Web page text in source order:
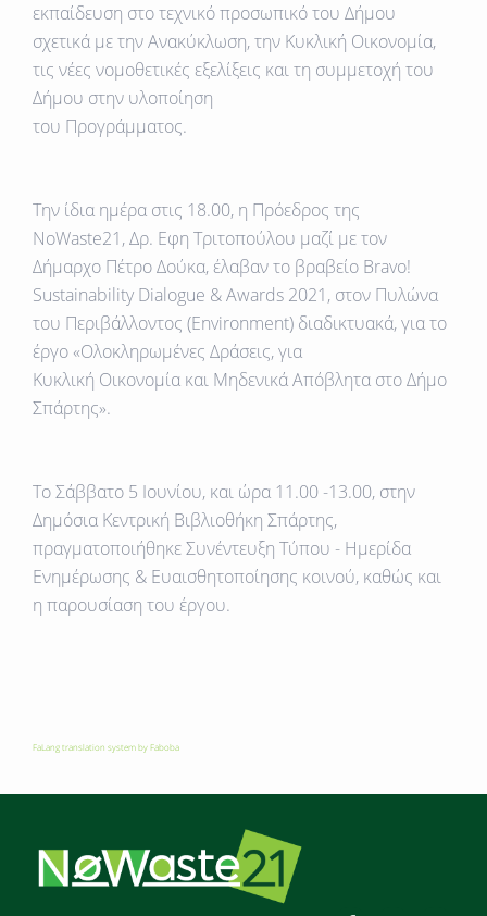
εκπαίδευση στο τεχνικό προσωπικό του Δήμου
σχετικά με την Ανακύκλωση, την Κυκλική Οικονομία,
τις νέες νομοθετικές εξελίξεις και τη συμμετοχή του
Δήμου στην υλοποίηση
του Προγράμματος.
Την ίδια ημέρα στις 18.00, η Πρόεδρος της
NoWaste21, Δρ. Εφη Τριτοπούλου μαζί με τον
Δήμαρχο Πέτρο Δούκα, έλαβαν το βραβείο Bravo!
Sustainability Dialogue & Awards 2021, στον Πυλώνα
του Περιβάλλοντος (Environment) διαδικτυακά, για το
έργο «Ολοκληρωμένες Δράσεις, για
Κυκλική Οικονομία και Μηδενικά Απόβλητα στο Δήμο
Σπάρτης».
ΤοΣάββατο 5 Ιουνίου, και ώρα 11.00 -13.00, στην
Δημόσια Κεντρική Βιβλιοθήκη Σπάρτης,
πραγματοποιήθηκε Συνέντευξη Τύπου - Ημερίδα
Ενημέρωσης & Ευαισθητοποίησης κοινού, καθώς και
η παρουσίαση του έργου.
FaLang translation system by Faboba